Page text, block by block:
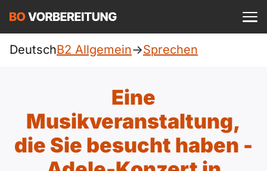
Allgemein
Beruf
telc
Englisch
A1 Allgemein
A1 DTZ
A2 Allgemein
Einloggen ist kostenlos?
DeutschB2 Allgemein->Sprechen
Eine
Musikveranstaltung,
die Sie besucht haben -